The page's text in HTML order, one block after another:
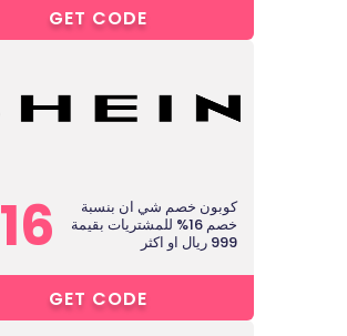
GET CODE
16
كوبون خصم شي ان بنسبة
خصم 16% للمشتريات بقيمة
999 ريال او اكثر
GET CODE